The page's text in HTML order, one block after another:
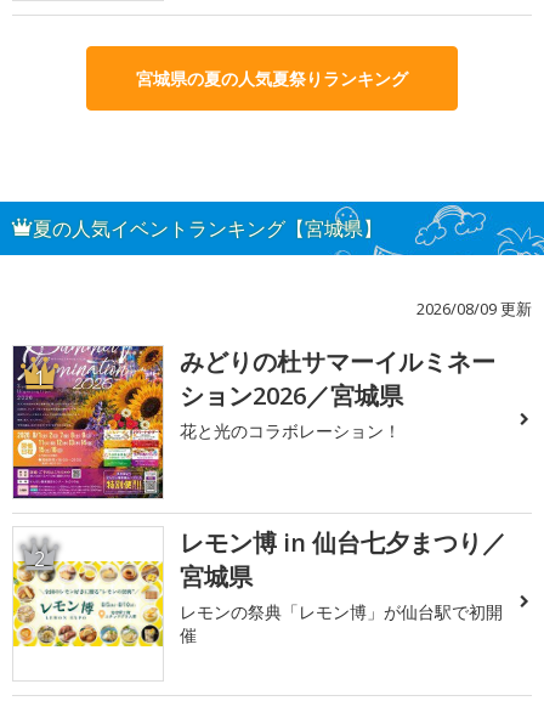
宮城県の夏の人気夏祭りランキング
夏の人気イベントランキング【宮城県】
2026/08/09 更新
1
みどりの杜サマーイルミネー
ション2026／宮城県
花と光のコラボレーション！
2
レモン博 in 仙台七夕まつり／
宮城県
レモンの祭典「レモン博」が仙台駅で初開
催